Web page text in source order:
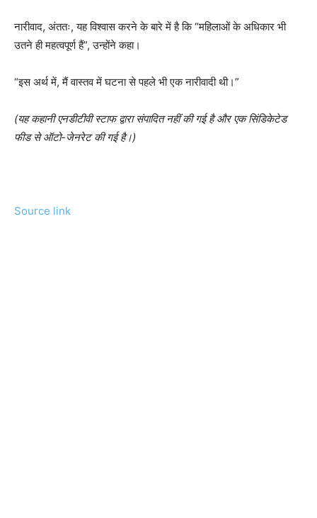
नारीवाद, अंततः, यह विश्वास करने के बारे में है कि “महिलाओं के अधिकार भी
उतने ही महत्वपूर्ण हैं”, उन्होंने कहा।
“इस अर्थ में, मैं वास्तव में घटना से पहले भी एक नारीवादी थी।”
(यह कहानी एनडीटीवी स्टाफ द्वारा संपादित नहीं की गई है और एक सिंडिकेटेड
फीड से ऑटो-जेनरेट की गई है।)
Source link